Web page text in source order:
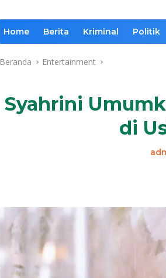
Home Berita Kriminal Politik
Beranda Entertainment
Syahrini
di